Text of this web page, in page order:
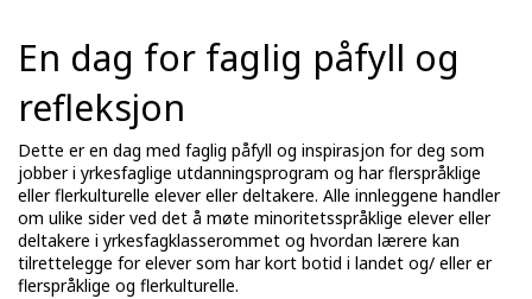
En dag for faglig påfyll og
refleksjon
Dette er en dag med faglig påfyll og inspirasjon for deg som
jobber i yrkesfaglige utdanningsprogram og har flerspråklige
eller flerkulturelle elever eller deltakere. Alle innleggene handler
om ulike sider ved det å møte minoritetsspråklige elever eller
deltakere i yrkesfagklasserommet og hvordan lærere kan
tilrettelegge for elever som har kort botid i landet og/ eller er
flerspråklige og flerkulturelle.